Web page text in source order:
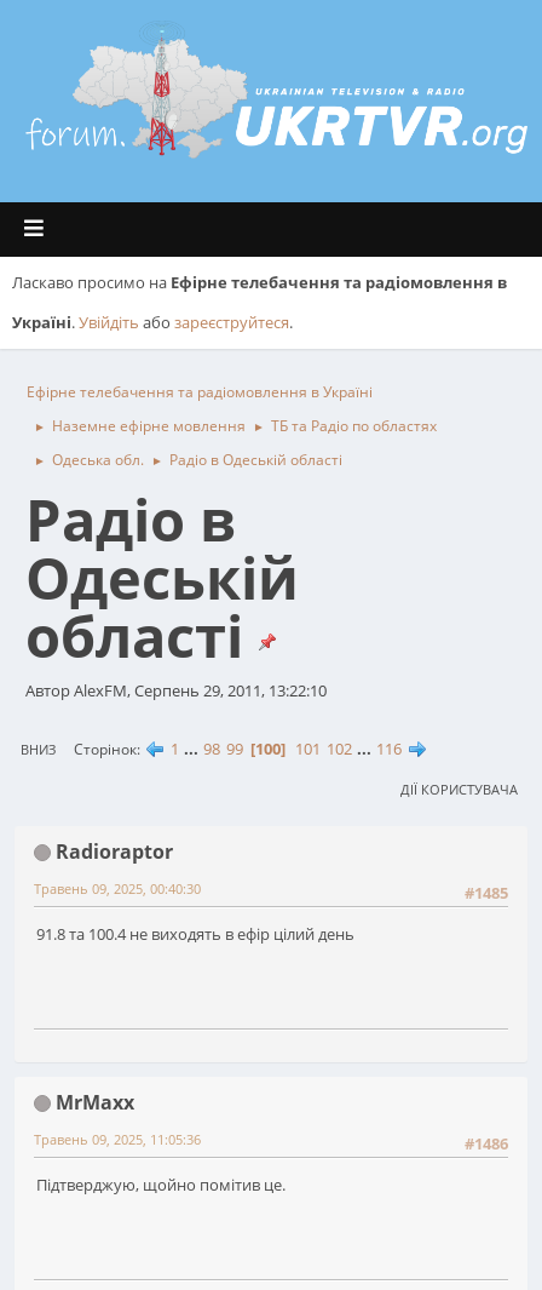
Ласкаво просимо на Ефірне телебачення та радіомовлення в
Україні.Увійдіть або зареєструйтеся.
Ефірне телебачення та радіомовлення в Україні
► Наземне ефірне мовлення ► ТБ та Радіо по областях
► Одеська обл. ► Радіо в Одеській області
Радіо в
Одеській
області
Автор AlexFM, Серпень 29, 2011, 13:22:10
ВНИЗ Сторінок 1 ... 98 99 100 101 102 ... 116
ДІЇ КОРИСТУВАЧА
Radioraptor
#1485
Травень 09, 2025, 00:40:30
91.8 та 100.4 не виходять в ефір цілий день
MrMaxx
#1486
Травень 09, 2025, 11:05:36
Підтверджую, щойно помітив це.